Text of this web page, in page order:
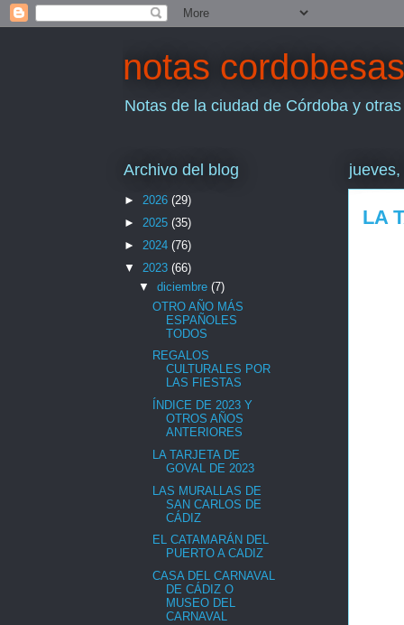
notas cordobesas
Notas de la ciudad de Córdoba y
LA
Archivo del blog
► 2026 (29)
► 2025 (35)
► 2024 (76)
▼ 2023 (66)
▼ diciembre (7)
OTRO AÑO MÁS
ESPAÑOLES
TODOS
REGALOS
CULTURALES POR
LAS FIESTAS
ÍNDICE DE 2023 Y
OTROS AÑOS
ANTERIORES
LA TARJETA DE
GOVAL DE 2023
LAS MURALLAS DE
SAN CARLOS DE
CÁDIZ
EL CATAMARÁN DEL
PUERTO A CADIZ
CASA DEL CARNAVAL
DE CÁDIZ O
MUSEO DEL
CARNAVAL